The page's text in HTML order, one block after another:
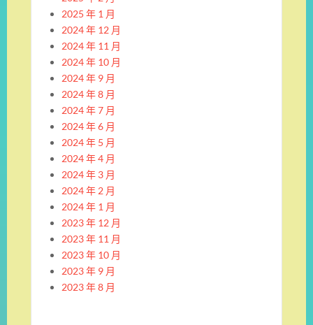
2025 年 1 月
2024 年 12 月
2024 年 11 月
2024 年 10 月
2024 年 9 月
2024 年 8 月
2024 年 7 月
2024 年 6 月
2024 年 5 月
2024 年 4 月
2024 年 3 月
2024 年 2 月
2024 年 1 月
2023 年 12 月
2023 年 11 月
2023 年 10 月
2023 年 9 月
2023 年 8 月